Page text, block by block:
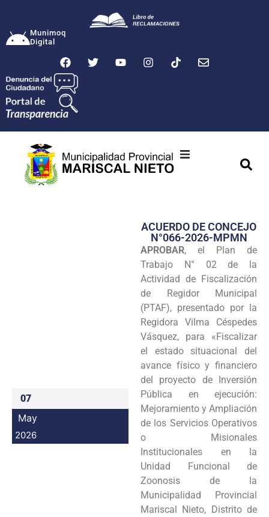
Munimoq
Digital
Transparencia
Seguridad
Programas
Intranet
07
May
2026
ACUERDO DE CONCEJO
N°066-2026-MPMN
APROBAR, el Plan de
Trabajo N° 02 de la
Actividad de Fiscalización
de Regidor Municipal
(PTAF), presentado por la
Regidora Vilma Céspedes
Vásquez, para «Fiscalizar
el estado situacional del
avance físico y financiero
del proyecto de Inversión
Pública en ejecución:
Mejoramiento y Ampliación
de los Servicios Operativos
o Misionales
Institucionales en la
Unidad Funcional de
Zoonosis de la
Municipalidad Provincial
Mariscal Nieto, Distrito de